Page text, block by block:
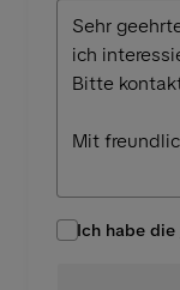
Ich habe die